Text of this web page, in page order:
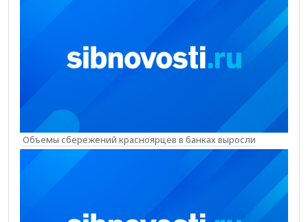
Объемы сбережений красноярцев в банках выросли